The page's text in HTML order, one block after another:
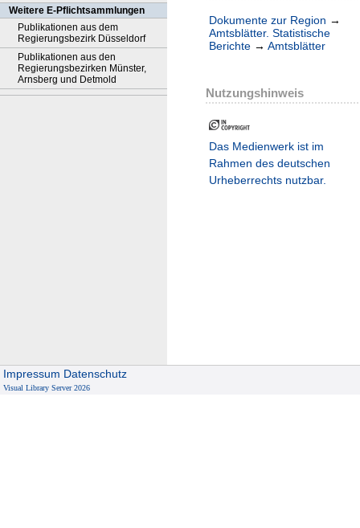
Weitere E-Pflichtsammlungen
Publikationen aus dem
Regierungsbezirk Düsseldorf
Publikationen aus den
Regierungsbezirken Münster,
Arnsberg und Detmold
Dokumente zur Region →
Amtsblätter. Statistische
Berichte → Amtsblätter
Nutzungshinweis
Das Medienwerk ist im
Rahmen des deutschen
Urheberrechts nutzbar.
Impressum Datenschutz
Visual Library Server 2026